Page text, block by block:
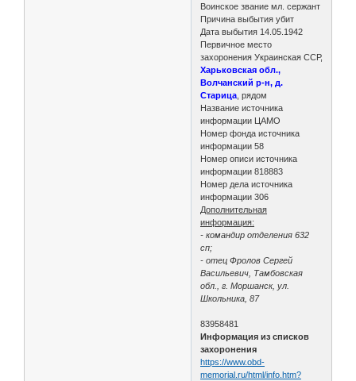
Воинское звание мл. сержант
Причина выбытия убит
Дата выбытия 14.05.1942
Первичное место
захоронения Украинская ССР,
Харьковская обл.,
Волчанский р-н, д.
Старица , рядом
Название источника
информации ЦАМО
Номер фонда источника
информации 58
Номер описи источника
информации 818883
Номер дела источника
информации 306
Дополнительная
информация:
- командир отделения 632
сп;
- отец Фролов Сергей
Васильевич, Тамбовская
обл., г. Моршанск, ул.
Школьника, 87
83958481
Информация из списков
захоронения
https://www.obd-
memorial.ru/html/info.htm?